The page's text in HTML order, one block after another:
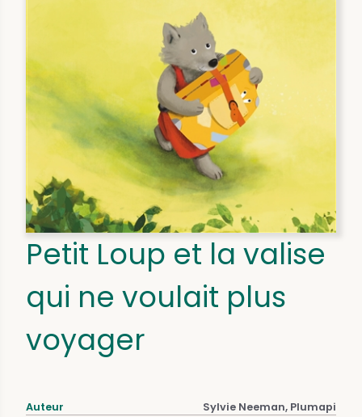
Petit Loup et la valise
qui ne voulait plus
voyager
Auteur Sylvie Neeman, Plumapi